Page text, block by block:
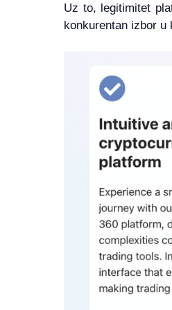
Uz to, legitimitet
konkurentan izbor u